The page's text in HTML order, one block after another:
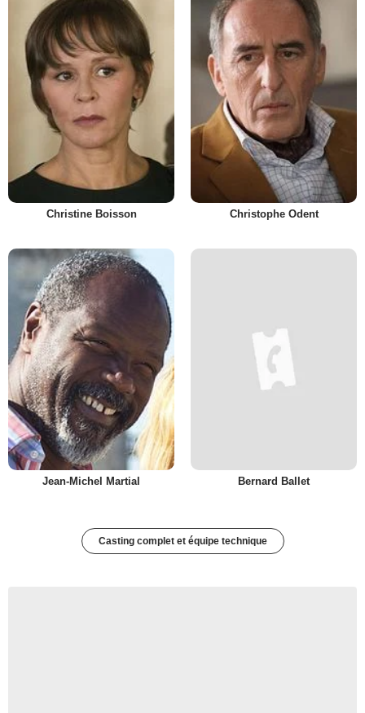
Christine Boisson Christophe Odent
Jean-Michel Martial Bernard Ballet
Casting complet et équipe technique